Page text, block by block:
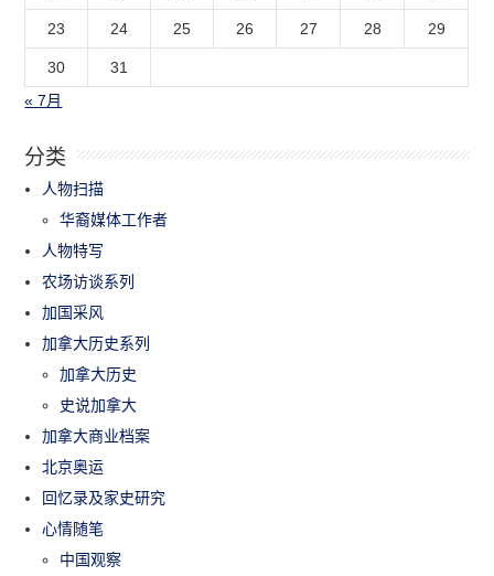
23 24 25 26 27 28 29
30
31
« 7月
分类
人物扫描
华裔媒体工作者
人物特写
农场访谈系列
加国采风
加拿大历史系列
加拿大历史
史说加拿大
加拿大商业档案
北京奥运
回忆录及家史研究
心情随笔
中国观察